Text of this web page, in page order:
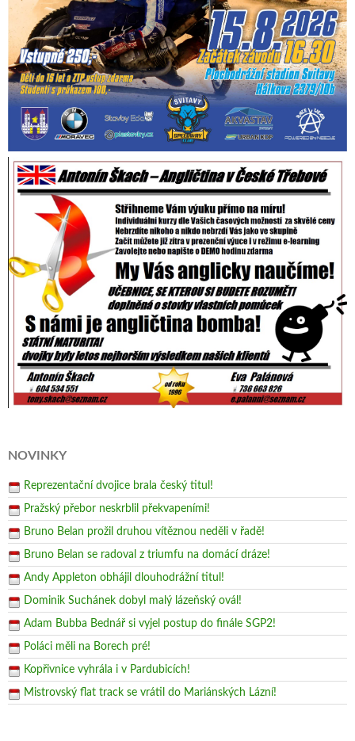
NOVINKY
Reprezentační dvojice brala český titul!
Pražský přebor neskrblil překvapeními!
Bruno Belan prožil druhou vítěznou neděli v řadě!
Bruno Belan se radoval z triumfu na domácí dráze!
Andy Appleton obhájil dlouhodrážní titul!
Dominik Suchánek dobyl malý lázeňský ovál!
Adam Bubba Bednář si vyjel postup do finále SGP2!
Poláci měli na Borech pré!
Kopřivnice vyhrála i v Pardubicích!
Mistrovský flat track se vrátil do Mariánských Lázní!